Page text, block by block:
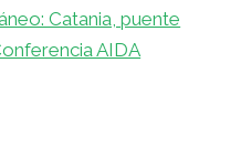
Catania, puente
AIDA